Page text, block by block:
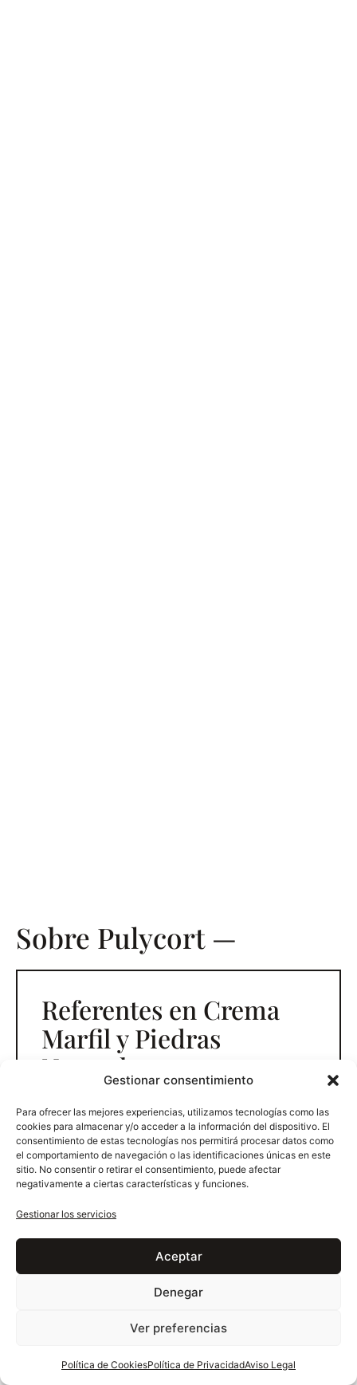
Gestionar consentimiento
Para ofrecer las mejores experiencias, utilizamos tecnologías como las
cookies para almacenar y/o acceder a la información del dispositivo. El
consentimiento de estas tecnologías nos permitirá procesar datos como
el comportamiento de navegación o las identificaciones únicas en este
sitio. No consentir o retirar el consentimiento, puede afectar
negativamente a ciertas características y funciones.
Gestionar los servicios
Aceptar
Denegar
Ver preferencias
Política de CookiesPolítica de PrivacidadAviso Legal
Sobre Pulycort —
Referentes en Crema
Marfil y Piedras
Naturales
Pulycort es una empresa española
especializada en la transformación y venta
de Crema Marfil y Piedras Naturales.
La experiencia adquirida en estos más de 30
años, nos permite desarrollar cualquier
proyecto arquitectónico de forma eficiente,
Arquitectos, Diseñadores de interiores y
Pulycort por la calidad de nuestros
materiales así como por el alto grado de
compromiso con el cliente.